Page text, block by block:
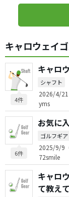
キャロウェイ
4件
キャロ
シャフト
2026/4/
yms
6件
お気に
ゴルフギア
2025/9/9
72smile
キャロ
て教え